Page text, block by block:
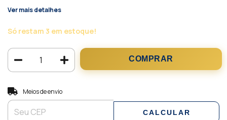
Ver mais detalhes
Só restam 3 em estoque!
Entregas para o CEP:
Meios de envio
CALCULAR